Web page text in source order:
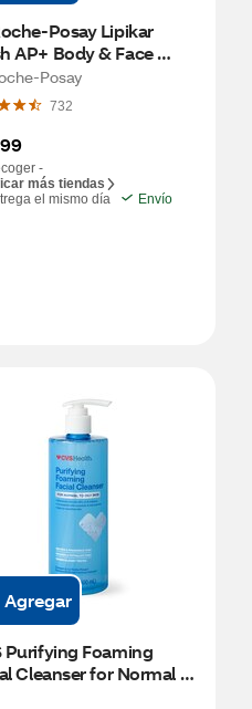
Posay Lipikar
AP+ Body & Face
Pump for Extra Dry
13.5 OZ
Posay
732
-
más tiendas
el mismo día
Envío
Agregar
Purifying Foaming
Cleanser for Normal to
13.52 OZ